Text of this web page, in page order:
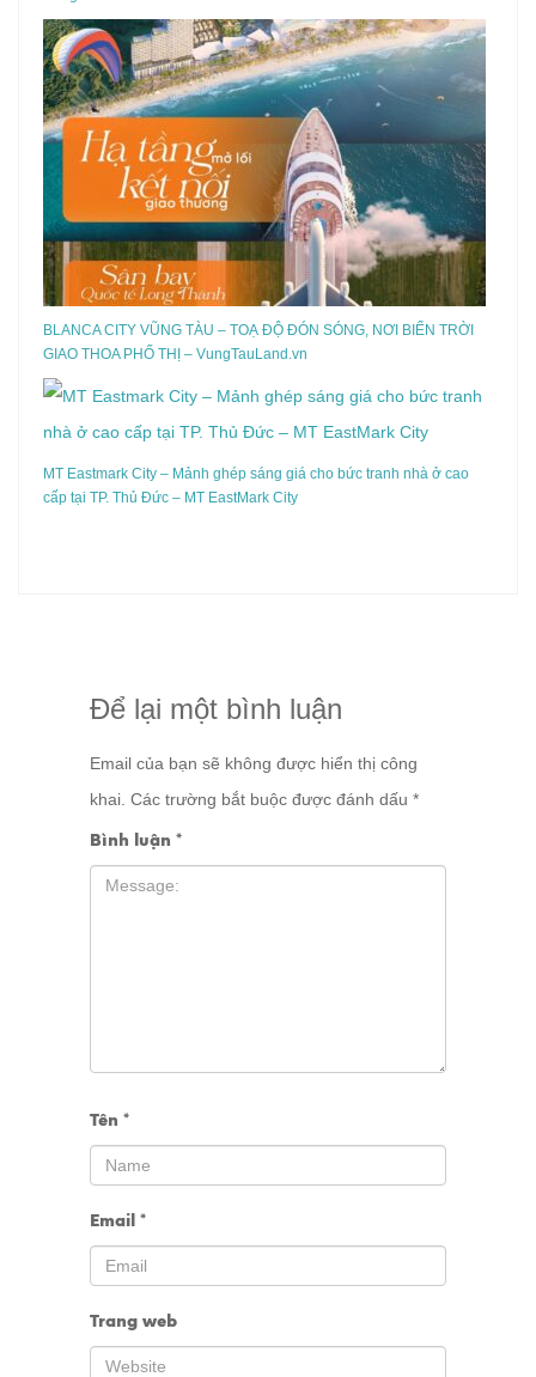
BLANCA CITY VŨNG TÀU – TOẠ ĐỘ ĐÓN SÓNG, NƠI BIỂN TRỜI
GIAO THOA PHỐ THỊ – VungTauLand.vn
MT Eastmark City – Mảnh ghép sáng giá cho bức tranh nhà ở cao
cấp tại TP. Thủ Đức – MT EastMark City
Để lại một bình luận
Email của bạn sẽ không được hiển thị công
khai. Các trường bắt buộc được đánh dấu *
Bình luận *
Tên *
Email *
Trang web